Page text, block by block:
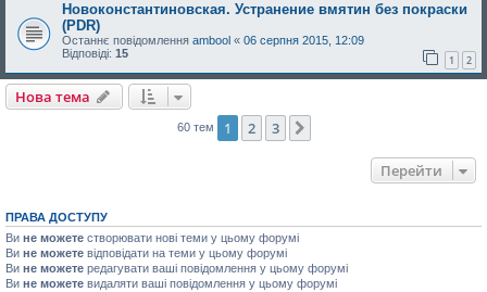
Новоконстантиновская. Устранение вмятин без покраски
(PDR)
Останнє повідомлення ambool « 06 серпня 2015, 12:09
Відповіді: 15 1 2
Нова тема
60 тем 1 2 3
Перейти
ПРАВА ДОСТУПУ
Ви не можете створювати нові теми у цьому форумі
Ви не можете відповідати на теми у цьому форумі
Ви не можете редагувати ваші повідомлення у цьому форумі
Ви не можете видаляти ваші повідомлення у цьому форумі